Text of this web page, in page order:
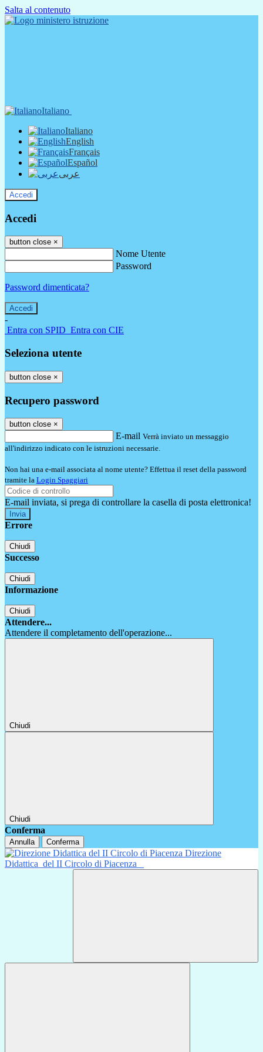
Salta al contenuto
Italiano
Italiano
English
Français
Español
عربى
Accedi
Accedi
button close ×
Nome Utente
Password
Password dimenticata?
-
Entra con SPID Entra con CIE
Seleziona utente
button close ×
Recupero password
button close ×
E-mail Verrà inviato un messaggio
all'indirizzo indicato con le istruzioni necessarie.
Non hai una e-mail associata al nome utente? Effettua il reset della password
tramite la Login Spaggiari
E-mail inviata, si prega di controllare la casella di posta elettronica!
Errore
Chiudi
Successo
Chiudi
Informazione
Chiudi
Attendere...
Attendere il completamento dell'operazione...
Chiudi
Chiudi
Conferma
Annulla Conferma
Direzione
Didattica del II Circolo di Piacenza